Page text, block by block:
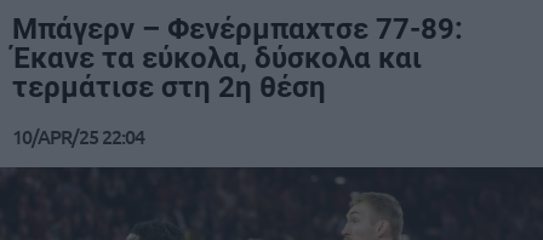
Μπάγερν – Φενέρμπαχτσε 77-89:
Έκανε τα εύκολα, δύσκολα και
τερμάτισε στη 2η θέση
10/APR/25 22:04